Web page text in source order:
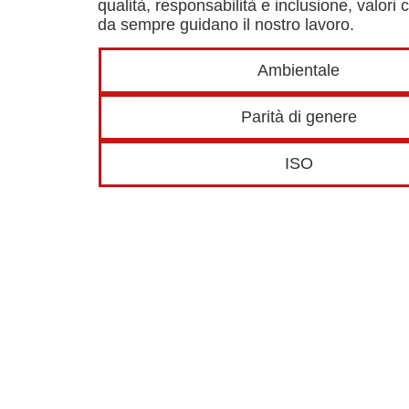
qualità, responsabilità e inclusione, valori
da sempre guidano il nostro lavoro.
Ambientale
Parità di genere
ISO